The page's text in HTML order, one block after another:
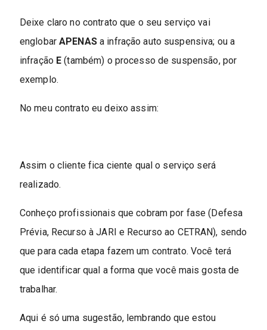
Deixe claro no contrato que o seu serviço vai
englobarAPENASa infração auto suspensiva; ou a
infração E (também) o processo de suspensão, por
exemplo.
No meu contrato eu deixo assim:
Assim o cliente fica ciente qual o serviço será
realizado.
Conheço profissionais que cobram por fase (Defesa
Prévia, Recurso à JARI e Recurso ao CETRAN), sendo
que para cada etapa fazem um contrato. Você terá
que identificar qual a forma que você mais gosta de
trabalhar.
Aqui é só uma sugestão, lembrando que estou